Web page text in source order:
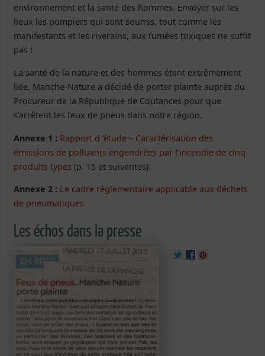
environnement et la santé des hommes. Envoyer sur les
lieux les pompiers qui sont soumis, tout comme les
manifestants et les riverains, aux fumées toxiques ne suffit
pas !
La santé de la nature et des hommes étant extrêmement
liée, Manche-Nature a décidé de porter plainte auprès du
Procureur de la République de Coutances pour que
s’arrêtent les feux de pneus dans notre région.
Annexe 1 : Rapport d ‘étude – Caractérisation des
émissions de polluants engendrées par l’incendie de cinq
produits types (p. 15 et suivantes)
Annexe 2 : Le cadre réglementaire applicable aux déchets
de pneumatiques
Les échos dans la presse